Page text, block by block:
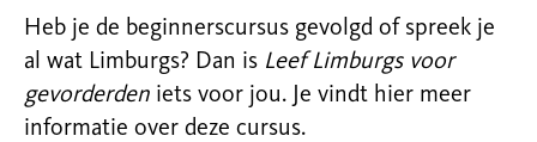
Heb je de beginnerscursus gevolgd of spreek je
al wat Limburgs? Dan is Leef Limburgs voor
gevorderden iets voor jou. Je vindt hier meer
informatie over deze cursus.